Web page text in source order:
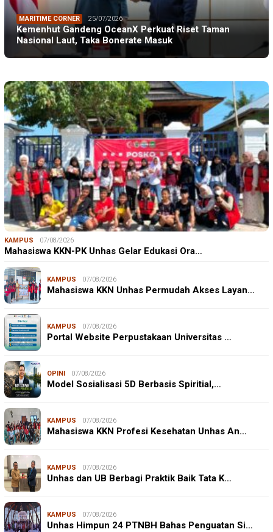
MARITIME CORNER 25/07/2026
Kemenhut Gandeng OceanX Perkuat Riset Taman
Nasional Laut, Taka Bonerate Masuk
KAMPUS 07/08/2026
Mahasiswa KKN-PK Unhas Gelar Edukasi Ora…
KAMPUS 07/08/2026
Mahasiswa KKN Unhas Permudah Akses Layan…
KAMPUS 07/08/2026
Portal Website Perpustakaan Universitas …
OPINI 07/08/2026
Model Sosialisasi 5D Berbasis Spiritial,…
KAMPUS 07/08/2026
Mahasiswa KKN Profesi Kesehatan Unhas An…
KAMPUS 07/08/2026
Unhas dan UB Berbagi Praktik Baik Tata K…
KAMPUS 07/08/2026
Unhas Himpun 24 PTNBH Bahas Penguatan Si…